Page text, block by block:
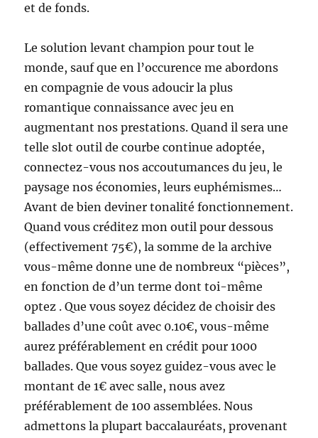
et de fonds.
Le solution levant champion pour tout le
monde, sauf que en l’occurence me abordons
en compagnie de vous adoucir la plus
romantique connaissance avec jeu en
augmentant nos prestations. Quand il sera une
telle slot outil de courbe continue adoptée,
connectez-vous nos accoutumances du jeu, le
paysage nos économies, leurs euphémismes…
Avant de bien deviner tonalité fonctionnement.
Quand vous créditez mon outil pour dessous
(effectivement 75€), la somme de la archive
vous-même donne une de nombreux “pièces”,
en fonction de d’un terme dont toi-même
optez . Que vous soyez décidez de choisir des
ballades d’une coût avec 0.10€, vous-même
aurez préférablement en crédit pour 1000
ballades. Que vous soyez guidez-vous avec le
montant de 1€ avec salle, nous avez
préférablement de 100 assemblées. Nous
admettons la plupart baccalauréats, provenant